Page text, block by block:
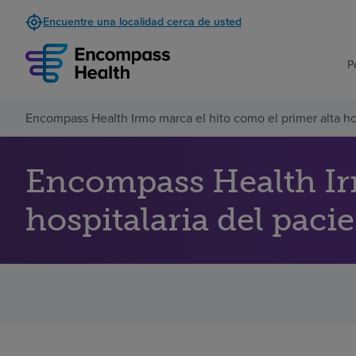
Encuentre una localidad cerca de usted
Encompass Health Irmo marca el hito como el primer alta
Encompass Health
hospitalaria del